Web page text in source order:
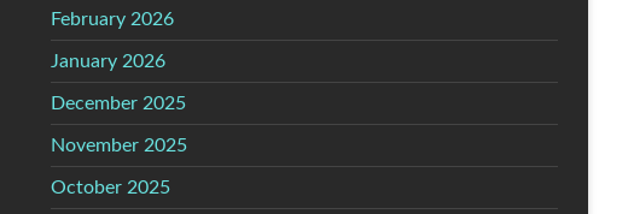
February 2026
January 2026
December 2025
November 2025
October 2025